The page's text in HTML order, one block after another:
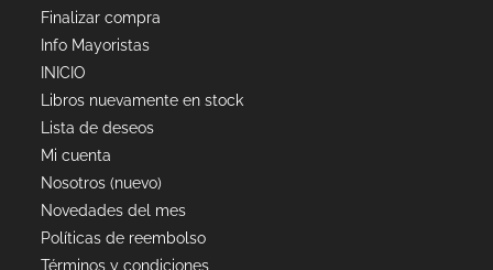
Finalizar compra
Info Mayoristas
INICIO
Libros nuevamente en stock
Lista de deseos
Mi cuenta
Nosotros (nuevo)
Novedades del mes
Políticas de reembolso
Términos y condiciones